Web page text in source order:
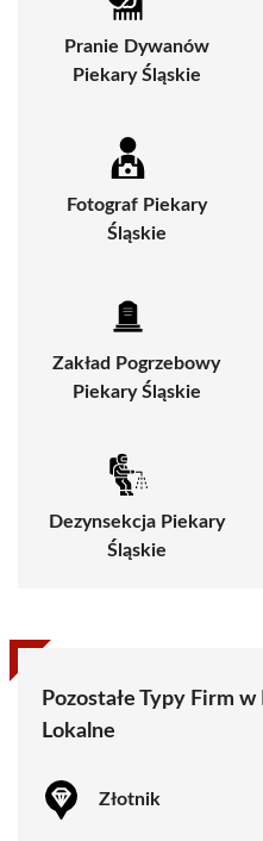
Pranie Dywanów
Piekary Śląskie
Fotograf Piekary
Śląskie
Zakład Pogrzebowy
Piekary Śląskie
Dezynsekcja Piekary
Śląskie
Pozostałe Typy Firm
Lokalne
Złotnik